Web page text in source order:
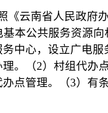
《云南省人民政府
本公共服务资源
中心，设立广电
。（2）村组代办
点管理。（3）有